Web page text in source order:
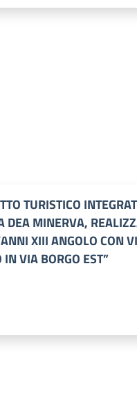
TURISTICO
DEA MINERVA,
XIII ANGOLO CON
VIA BORGO EST”